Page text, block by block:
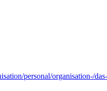
personal/organisation-/das-